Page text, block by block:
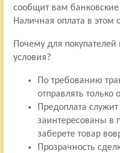
сообщит вам
Наличная оплата в этом
Почему для
условия?
По требованию
отправлять только
Предоплата
заинтересованы в
заберете товар
Прозрачность